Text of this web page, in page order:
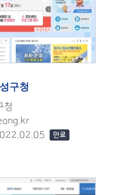
구청
청
만료